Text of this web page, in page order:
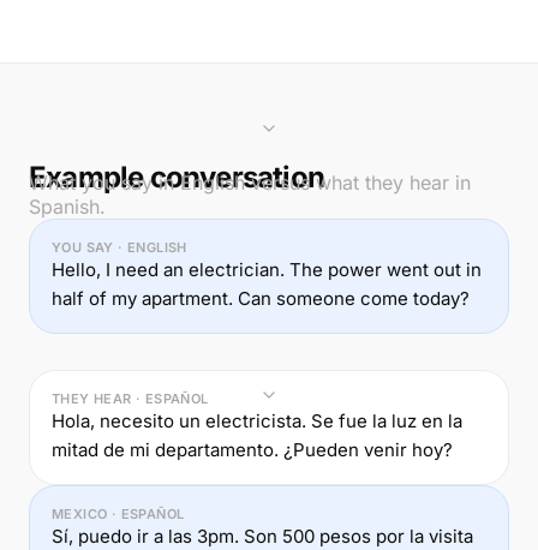
Example conversation
What you say in English versus what they hear in
Spanish.
YOU SAY · ENGLISH
Hello, I need an electrician. The power went out in
half of my apartment. Can someone come today?
THEY HEAR · ESPAÑOL
Hola, necesito un electricista. Se fue la luz en la
mitad de mi departamento. ¿Pueden venir hoy?
MEXICO · ESPAÑOL
Sí, puedo ir a las 3pm. Son 500 pesos por la visita